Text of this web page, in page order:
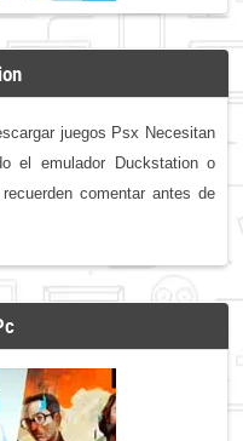
juegos Psx Necesitan
el emulador Duckstation o
comentar antes de